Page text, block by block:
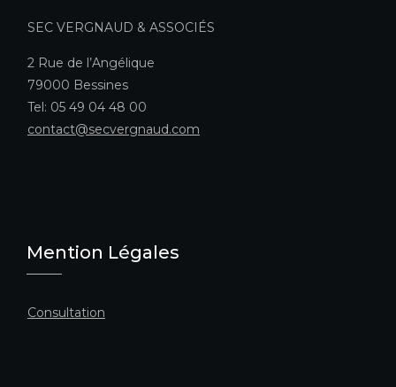
SEC VERGNAUD & ASSOCIÉS
2 Rue de l’Angélique
79000 Bessines
Tel: 05 49 04 48 00
contact@secvergnaud.com
Mention Légales
Consultation